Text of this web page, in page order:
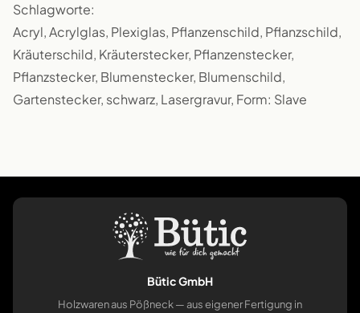
Schlagworte:
Acryl, Acrylglas, Plexiglas, Pflanzenschild, Pflanzschild,
Kräuterschild, Kräuterstecker, Pflanzenstecker,
Pflanzstecker, Blumenstecker, Blumenschild,
Gartenstecker, schwarz, Lasergravur, Form: Slave
Bütic GmbH
Holzwaren aus Pößneck — aus eigener Fertigung in